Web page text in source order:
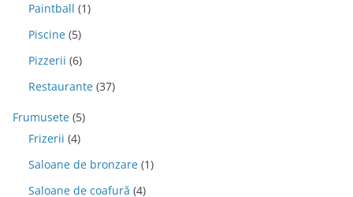
Paintball (1)
Piscine (5)
Pizzerii (6)
Restaurante (37)
Frumusete (5)
Frizerii (4)
Saloane de bronzare (1)
Saloane de coafură (4)